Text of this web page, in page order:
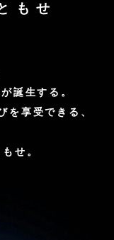
もせ
誕生する。
を享受できる、
せ。